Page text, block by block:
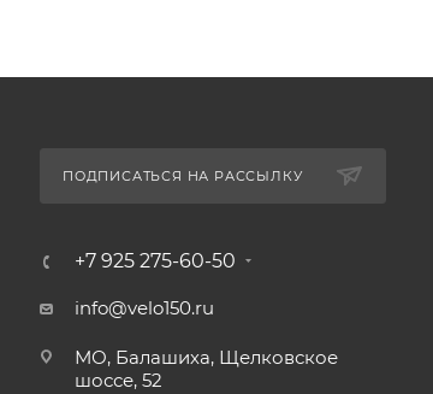
ПОДПИСАТЬСЯ НА РАССЫЛКУ
+7 925 275-60-50
info@velo150.ru
МО, Балашиха, Щелковское
шоссе, 52